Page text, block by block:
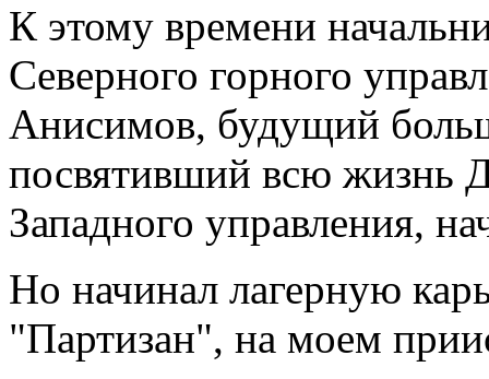
К этому времени
Северного горного
Анисимов, будущий
посвятивший всю жизнь
Западного управления,
Но начинал лагерную
"Партизан", на моем